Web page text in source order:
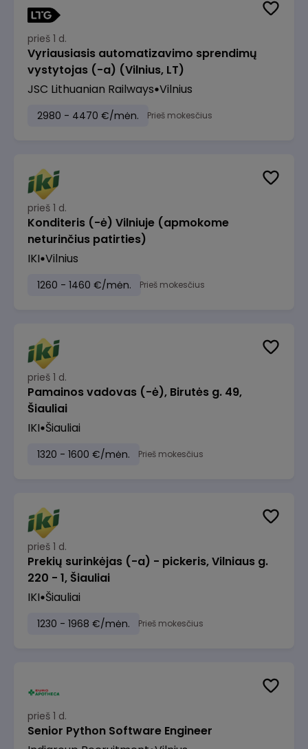
prieš 1 d.
Vyriausiasis automatizavimo sprendimų
vystytojas (-a) (Vilnius, LT)
JSC Lithuanian Railways Vilnius
2980 - 4470 €/mėn. Prieš mokesčius
prieš 1 d.
Konditeris (-ė) Vilniuje (apmokome
neturinčius patirties)
IKI Vilnius
1260 - 1460 €/mėn. Prieš mokesčius
prieš 1 d.
Pamainos vadovas (-ė), Birutės g. 49,
Šiauliai
IKI Šiauliai
1320 - 1600 €/mėn. Prieš mokesčius
prieš 1 d.
Prekių surinkėjas (-a) - pickeris, Vilniaus g.
220 - 1, Šiauliai
IKI Šiauliai
1230 - 1968 €/mėn. Prieš mokesčius
prieš 1 d.
Senior Python Software Engineer